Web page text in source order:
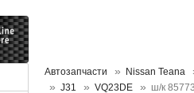
Автозапчасти
Nissan Teana
J31
VQ23DE ш/к